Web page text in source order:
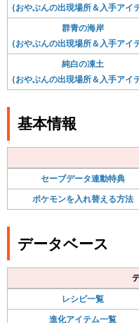
(おやぶんの出現場所＆入手アイ
群青の海岸
(おやぶんの出現場所＆入手アイ
純白の凍土
(おやぶんの出現場所＆入手アイ
基本情報
セーブデータ連動特典
ポケモンを入れ替える方法
データベース
レシピ一覧
進化アイテム一覧